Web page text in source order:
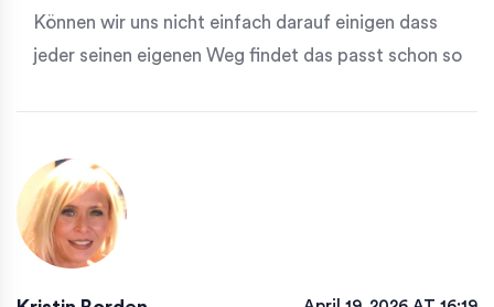
Können wir uns nicht einfach darauf einigen dass
jeder seinen eigenen Weg findet das passt schon so